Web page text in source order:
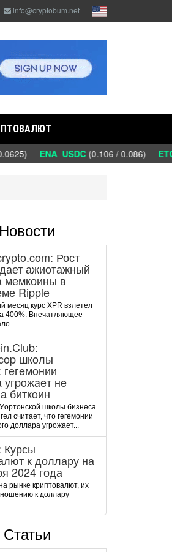
info@cryptobum.net
ENA_USDC(0.106 / 0.086)
Новости
Рост
ажиотажный
мемкоины в
Ripple
месяц курс XPR взлетел
400%. Впечатляющее
шкoлы
гeгeмoнии
нe
биткoин
шкoлы бизнeca
cчитaeт, чтo гeгeмoнии
дoллapa угpoжaeт...
Курсы
к доллару на
2024 года
рынке криптовалют, их
к доллару
Статьи